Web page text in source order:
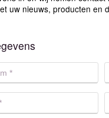
uw nieuws, producten en